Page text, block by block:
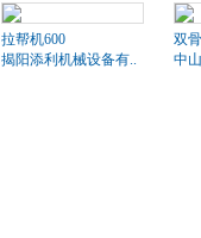
拉帮机600
揭阳添利机械设备有..
双
中